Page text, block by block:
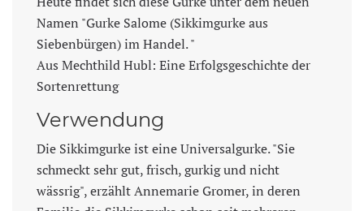
Namen "Gurke Salome (Sikkimgurke aus
Siebenbürgen) im Handel. "
Aus Mechthild Hubl: Eine Erfolgsgeschichte der
Sortenrettung
Verwendung
Die Sikkimgurke ist eine Universalgurke. "Sie
schmeckt sehr gut, frisch, gurkig und nicht
wässrig", erzählt Annemarie Gromer, in deren